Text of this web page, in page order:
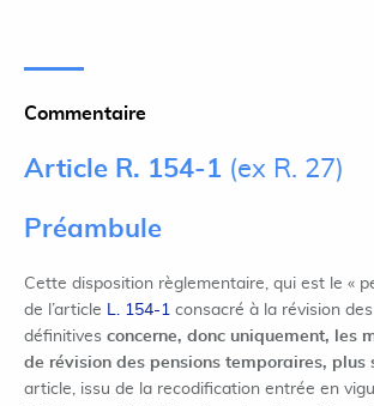
Commentaire
Article R. 154-1 (ex R. 27)
Préambule
Cette disposition règlementaire, qui est le «
de l’article L. 154-1 consacré à la révision
définitives concerne, donc uniquement, les
de révision des pensions temporaires, plus
article, issu de la recodification entrée en